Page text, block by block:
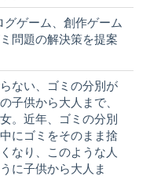
ゲーム、創作ゲーム
問題の解決策を提案
ない、ゴミの分別が
子供から大人まで、
。近年、ゴミの分別
にゴミをそのまま捨
なり、このような人
に子供から大人ま